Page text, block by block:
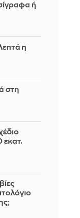
ή
η
στη
εκατ.